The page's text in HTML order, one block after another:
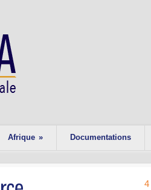
Afrique » Documentations
4